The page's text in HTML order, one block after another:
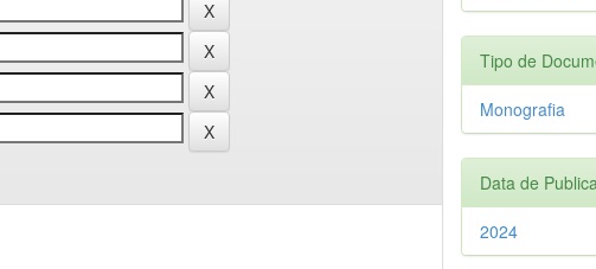
Tipo de
Monografia
Data de
2024